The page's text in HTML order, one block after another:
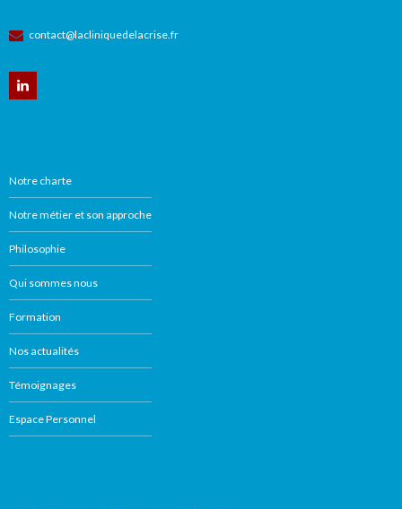
contact@lacliniquedelacrise.fr
Notre charte
Notre métier et son approche
Philosophie
Qui sommes nous
Formation
Nos actualités
Témoignages
Espace Personnel